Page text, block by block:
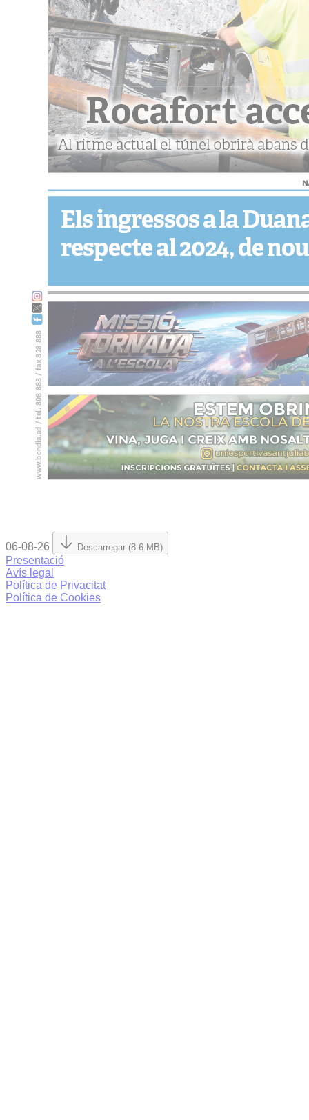
06-08-26 Descarregar (8.6 MB)
Presentació
Avís legal
Política de Privacitat
Política de Cookies